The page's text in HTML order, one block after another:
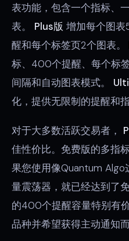
表功能，包含一个指标、
表。 Plus版 增加每个图
醒和每个标签页2个图表。
标、400个提醒、每个标
间隔和自动图表模式。
化，提供无限制的提醒和指
对于大多数活跃交易者，
佳性价比。免费版的多指
果您使用像Quantum
量震荡器，就已经达到了
的400个提醒容量特别有
品种并希望获得主动通知